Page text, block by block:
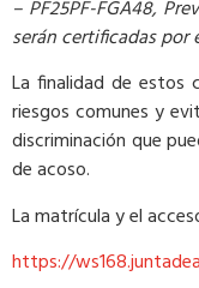
– PF25PF-FGA48,
serán certificadas por
La finalidad de estos
riesgos comunes y
discriminación que
de acoso.
La matrícula y el
https://